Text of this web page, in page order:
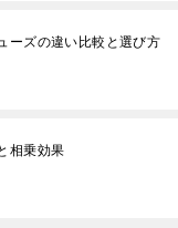
ーズの違い比較と選び方
相乗効果